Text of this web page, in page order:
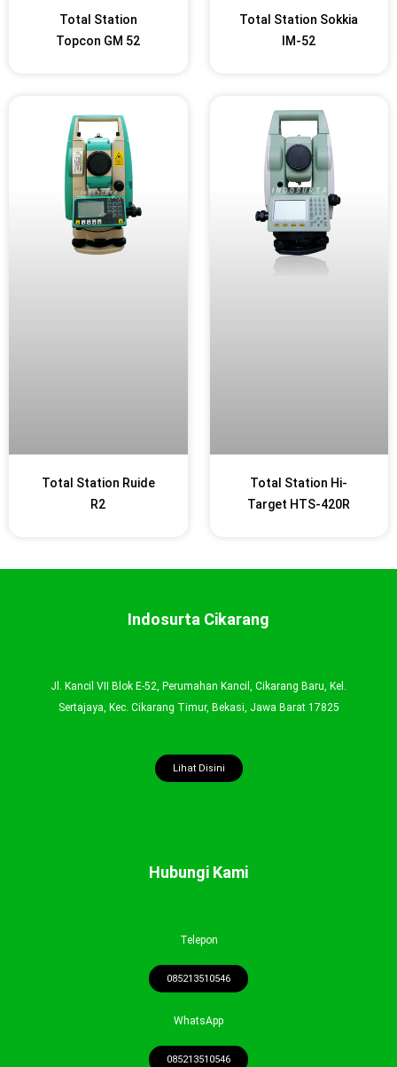
Total Station
Topcon GM 52
Total Station Sokkia
IM-52
Total Station Ruide
R2
Total Station Hi-
Target HTS-420R
Indosurta Cikarang
Jl. Kancil VII Blok E-52, Perumahan Kancil, Cikarang Baru, Kel.
Sertajaya, Kec. Cikarang Timur, Bekasi, Jawa Barat 17825
Lihat Disini
Hubungi Kami
Telepon
085213510546
WhatsApp
085213510546